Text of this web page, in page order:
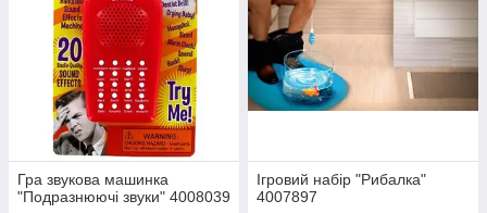
Гра звукова машинка
"Подразнюючі звуки" 4008039
Ігровий набір "Рибалка"
4007897